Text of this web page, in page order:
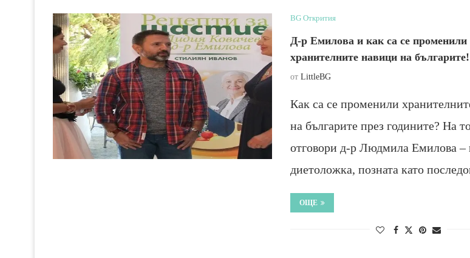
BG Открития
Д-р Емилова и как са се променили
хранителните навици на българите!
от LittleBG
Как са се променили
на българите през годините? На
отговори д-р Людмила Емилова –
диетоложка, позната като
ОЩЕ